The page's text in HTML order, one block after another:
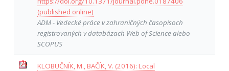
(published online)
ADM - Vedecké práce v zahraničných časopisoch
registrovaných v databázach Web of Science alebo
SCOPUS
KLOBUČNÍK, M., BAČÍK, V. (2016): Local